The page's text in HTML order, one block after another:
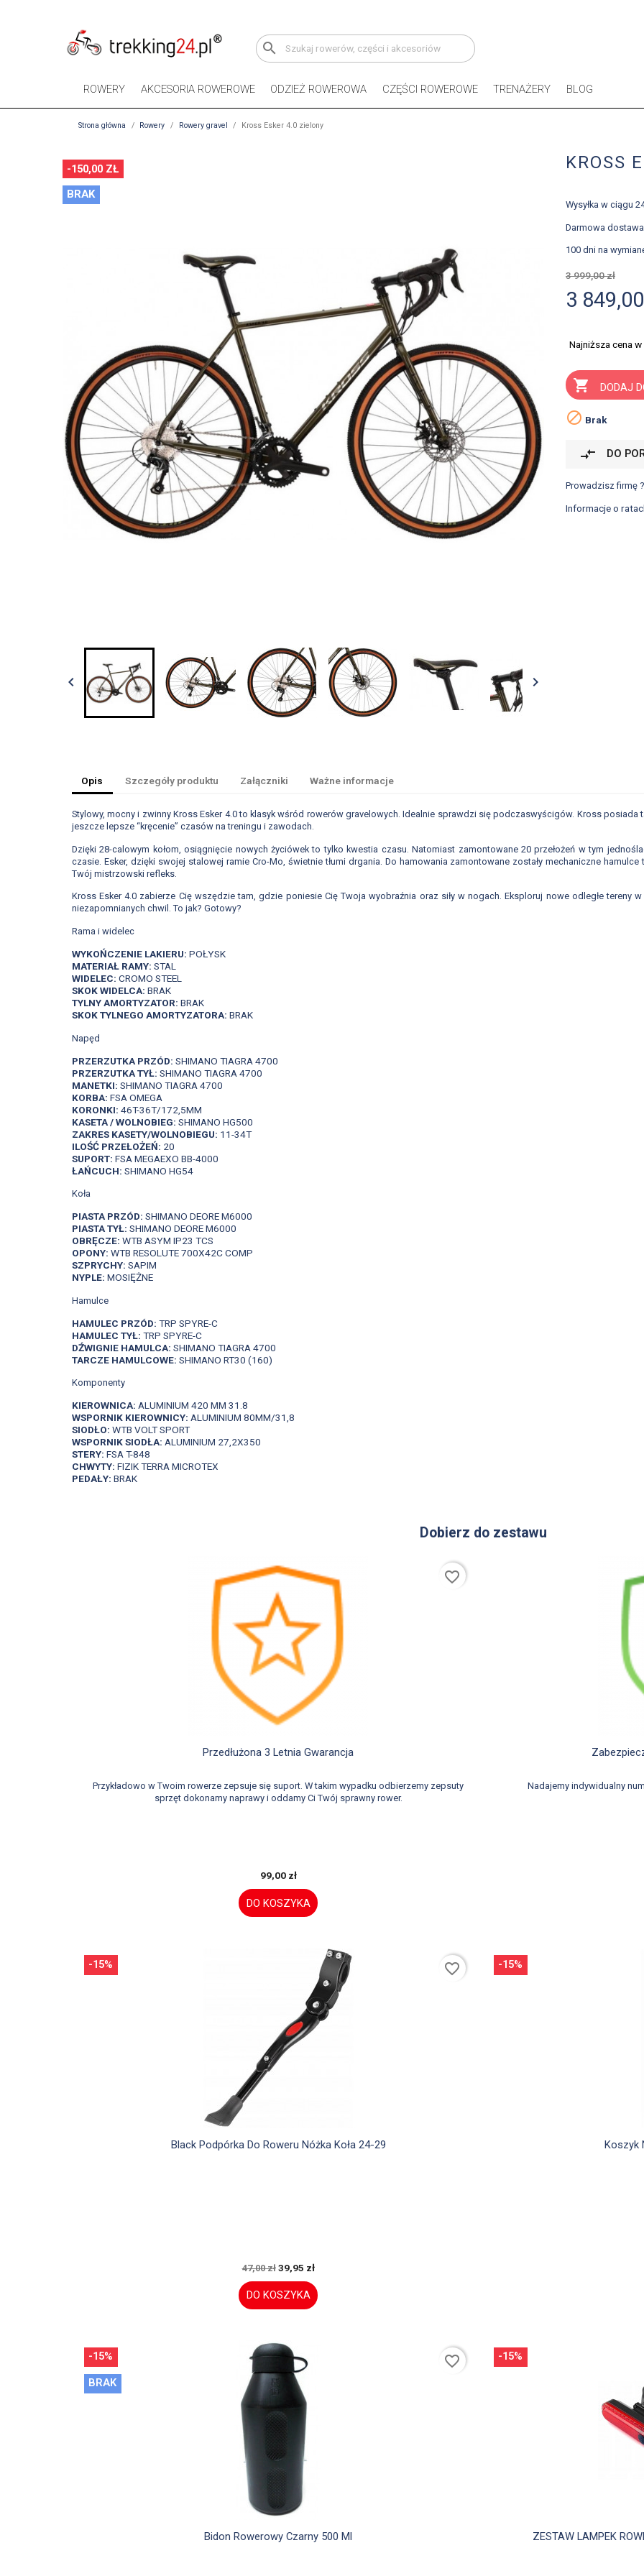
search
ROWERY AKCESORIA ROWEROWE ODZIEŻ ROWEROWA CZĘŚCI ROWEROWE TRENAŻERY BLOG
Strona główna Rowery Rowery gravel Kross Esker 4.0 zielony
-150,00 ZŁ
BRAK
 
KROSS
Wysyłka w ciągu
Darmowa
100 dni na
3 999,00 zł
3
Najniższa cena
 DODAJ
 Brak
compare_arrows DO
Prowadzisz firmę
Informacje o
Opis Szczegóły produktu Załączniki Ważne informacje
Stylowy, mocny i zwinny Kross Esker 4.0 to klasyk wśród rowerów gravelowych. Idealnie sprawdzi się podczaswyścigów. Kross
jeszcze lepsze “kręcenie” czasów na treningu i zawodach.
Dzięki 28-calowym kołom, osiągnięcie nowych życiówek to tylko kwestia czasu. Natomiast zamontowane 20 przełożeń w tym
czasie. Esker, dzięki swojej stalowej ramie Cro-Mo, świetnie tłumi drgania. Do hamowania zamontowane zostały mechaniczne
Twój mistrzowski refleks.
Kross Esker 4.0 zabierze Cię wszędzie tam, gdzie poniesie Cię Twoja wyobraźnia oraz siły w nogach. Eksploruj nowe odległe tereny
niezapomnianych chwil. To jak? Gotowy?
Rama i widelec
WYKOŃCZENIE LAKIERU: POŁYSK
MATERIAŁ RAMY: STAL
WIDELEC: CROMO STEEL
SKOK WIDELCA: BRAK
TYLNY AMORTYZATOR: BRAK
SKOK TYLNEGO AMORTYZATORA: BRAK
Napęd
PRZERZUTKA PRZÓD: SHIMANO TIAGRA 4700
PRZERZUTKA TYŁ: SHIMANO TIAGRA 4700
MANETKI: SHIMANO TIAGRA 4700
KORBA: FSA OMEGA
KORONKI: 46T-36T/172,5MM
KASETA / WOLNOBIEG: SHIMANO HG500
ZAKRES KASETY/WOLNOBIEGU: 11-34T
ILOŚĆ PRZEŁOŻEŃ: 20
SUPORT: FSA MEGAEXO BB-4000
ŁAŃCUCH: SHIMANO HG54
Koła
PIASTA PRZÓD: SHIMANO DEORE M6000
PIASTA TYŁ: SHIMANO DEORE M6000
OBRĘCZE: WTB ASYM IP23 TCS
OPONY: WTB RESOLUTE 700X42C COMP
SZPRYCHY: SAPIM
NYPLE: MOSIĘŻNE
Hamulce
HAMULEC PRZÓD: TRP SPYRE-C
HAMULEC TYŁ: TRP SPYRE-C
DŹWIGNIE HAMULCA: SHIMANO TIAGRA 4700
TARCZE HAMULCOWE: SHIMANO RT30 (160)
Komponenty
KIEROWNICA: ALUMINIUM 420 MM 31.8
WSPORNIK KIEROWNICY: ALUMINIUM 80MM/31,8
SIODŁO: WTB VOLT SPORT
WSPORNIK SIODŁA: ALUMINIUM 27,2X350
STERY: FSA T-848
CHWYTY: FIZIK TERRA MICROTEX
PEDAŁY: BRAK
Dobierz do zestawu
Szybki podgląd
Przedłużona 3 Letnia Gwarancja
Przykładowo w Twoim rowerze zepsuje się suport. W takim wypadku odbierzemy zepsuty
sprzęt dokonamy naprawy i oddamy Ci Twój sprawny rower.
99,00 zł
DO KOSZYKA
favorite_border
Nadajemy indywidualny
Szybki podgląd
Black Podpórka Do Roweru Nóżka Koła 24-29
47,00 zł 39,95 zł
DO KOSZYKA
-15% favorite_border
Koszyk
-15%
Szybki podgląd
Bidon Rowerowy Czarny 500 Ml
-15%
BRAK
favorite_border
ZESTAW LAMPEK
-15%